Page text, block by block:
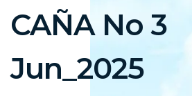
CAÑA No 3
Jun_2025